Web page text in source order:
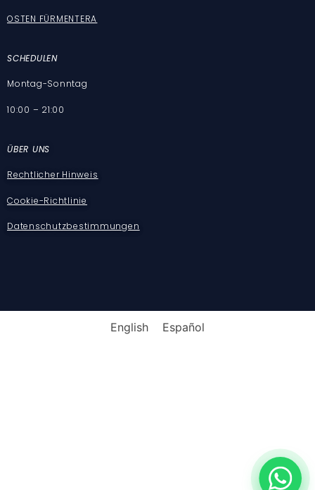
OSTEN FÜRMENTERA
SCHEDULEN
Montag-Sonntag
10:00 – 21:00
ÜBER UNS
Rechtlicher Hinweis
Cookie-Richtlinie
Datenschutzbestimmungen
English Español